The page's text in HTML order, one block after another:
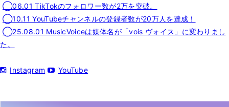
◯06.01 TikTokのフォロワー数が2万を突破。
◯10.11 YouTubeチャンネルの登録者数が20万人を達成！
◯25.08.01 MusicVoiceは媒体名が「vois ヴォイス」に変わりまし
た。
Instagram YouTube